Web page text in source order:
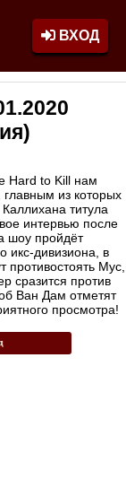
ВХОД
Hard to Kill нам
из которых
титула
интервью после
шоу пройдёт
икс-дивизиона, в
противостоять Мус,
сразится против
Ван Дам отметят
просмотра!